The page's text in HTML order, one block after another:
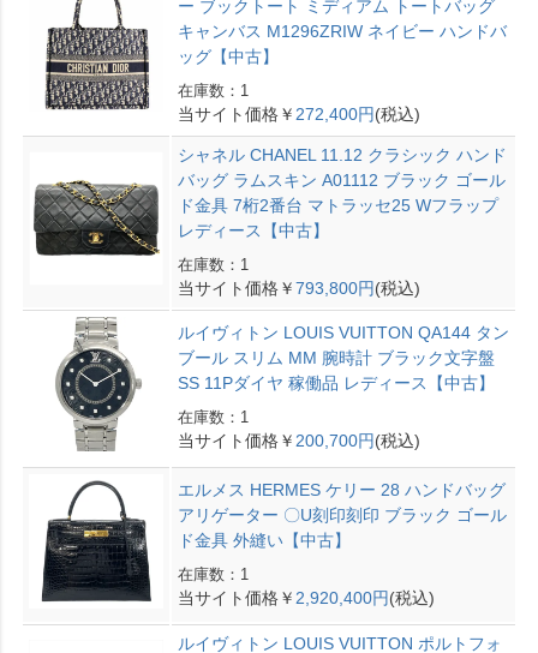
ー ブックトート ミディアム トートバッグ
キャンバス M1296ZRIW ネイビー ハンドバ
ッグ【中古】
在庫数：1
当サイト価格￥ 272,400円(税込)
シャネル CHANEL 11.12 クラシック ハンド
バッグ ラムスキン A01112 ブラック ゴール
ド金具 7桁2番台 マトラッセ25 Wフラップ
レディース【中古】
在庫数：1
当サイト価格￥793,800円(税込)
ルイヴィトン LOUIS VUITTON QA144 タン
ブール スリム MM 腕時計 ブラック文字盤
SS 11Pダイヤ 稼働品 レディース【中古】
在庫数：1
当サイト価格￥ 200,700円(税込)
エルメス HERMES ケリー 28 ハンドバッグ
アリゲーター 〇U刻印刻印 ブラック ゴール
ド金具 外縫い【中古】
在庫数：1
当サイト価格￥ 2,920,400円(税込)
ルイヴィトン LOUIS VUITTON ポルトフォ